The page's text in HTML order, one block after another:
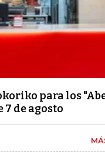
para los
7 de agosto